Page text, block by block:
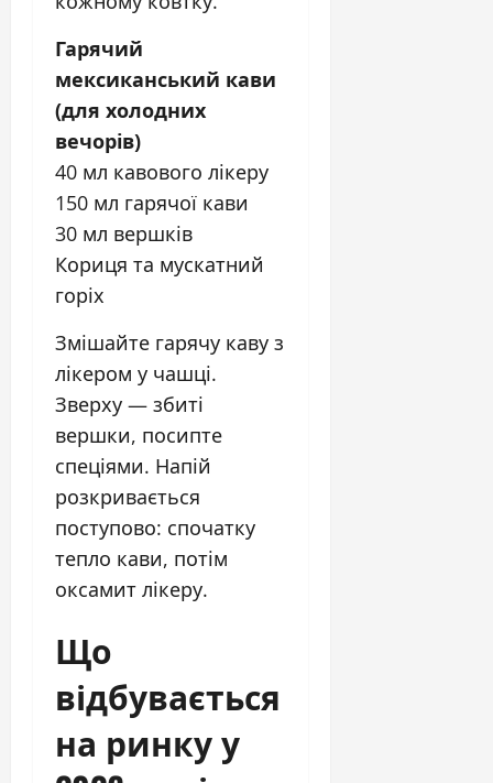
Гарячий
мексиканський кави
(для холодних
вечорів)
40 мл кавового лікеру
150 мл гарячої кави
30 мл вершків
Кориця та мускатний
горіх
Змішайте гарячу каву з
лікером у чашці.
Зверху — збиті
вершки, посипте
спеціями. Напій
розкривається
поступово: спочатку
тепло кави, потім
оксамит лікеру.
Що
відбувається
на ринку у